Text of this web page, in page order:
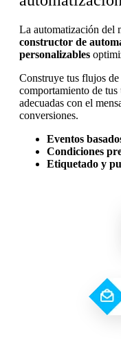
La automatización del
constructor de
personalizables
Construye tus flujos
comportamiento de tus
adecuadas con el
conversiones.
Eventos
Condiciones
Etiquetado y